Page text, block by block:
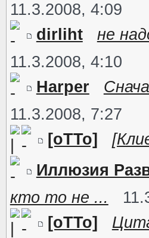
11.3.2008, 4:09
dirliht
не
11.3.2008, 4:10
Harper
11.3.2008, 7:27
[oTTo]
Иллюзия
кто то не ...
[oTTo]